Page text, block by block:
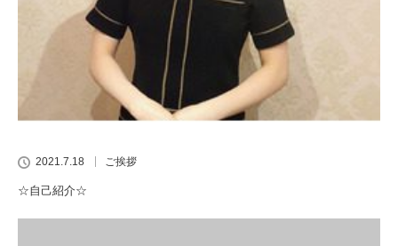
2021.7.18 ご挨拶
☆自己紹介☆